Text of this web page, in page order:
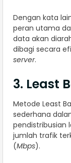
Dengan kata
peran utama
data akan
dibagi secara
server.
3. Least
Metode Least
sederhana
pendistribusian
jumlah trafik
(Mbps).